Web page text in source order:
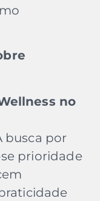
no
busca por
prioridade